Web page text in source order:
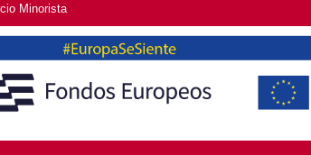
Minorista